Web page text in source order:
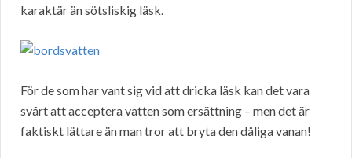
karaktär än sötsliskig läsk.
För de som har vant sig vid att dricka läsk kan det vara
svårt att acceptera vatten som ersättning – men det är
faktiskt lättare än man tror att bryta den dåliga vanan!